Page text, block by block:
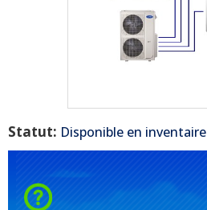
Statut: Disponible en inventaire